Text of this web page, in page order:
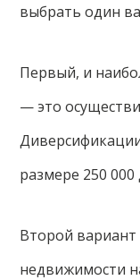
выбрать один
Первый, и
— это
размере 250
Второй вариант
недвижимости